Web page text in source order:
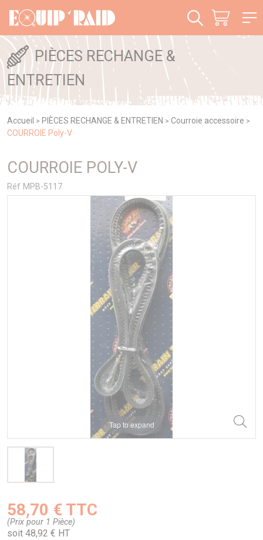
PIÈCES RECHANGE &
ENTRETIEN
Accueil > PIÈCES RECHANGE & ENTRETIEN > Courroie accessoire >
COURROIE Poly-V
COURROIE POLY-V
Réf MPB-5117
Tap to expand
58,70 € TTC
(Prix pour 1 Pièce)
soit 48,92 € HT
Panneau de gestion des cookies